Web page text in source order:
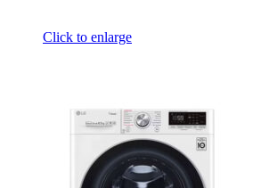
Click to enlarge